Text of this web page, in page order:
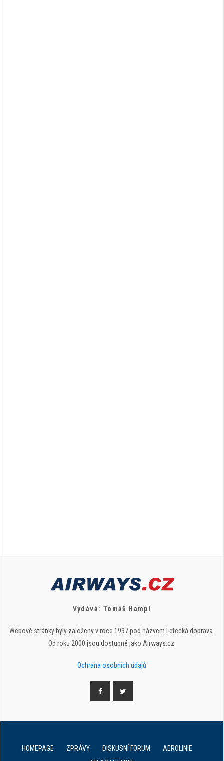
Vydává: Tomáš Hampl
Webové stránky byly založeny v roce 1997 pod názvem Letecká doprava.
Od roku 2000 jsou dostupné jako Airways.cz.
Ochrana osobních údajů
HOMEPAGE ZPRÁVY DISKUSNÍ FORUM
AEROLINIE